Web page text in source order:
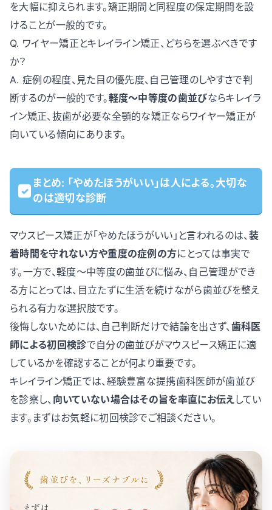
を大幅に抑えられます。矯正期間と同程度の保定期間を設
けることが一般的です。
Q. ワイヤー矯正とキレイライン矯正、どちらを選ぶべきです
か？
A. 症例の程度、見た目の優先度、自己管理のしやすさで判
断するのが一般的です。軽度〜中等度の歯並びならキレイラ
イン矯正、抜歯が必要な全顎的な矯正ならワイヤー矯正が
向いている傾向にあります。
まとめ: 「やめたほうがいい」は人による。大切な
のは適切な診断
マウスピース矯正が「やめたほうがいい」と言われるのは、 装
着時間を守れない方や重度の症例の方にとっては事実で
す。一方で、軽度〜中等度の歯並びに悩み、自己管理ができ
る方にとっては、目立たずに生活を続けながら歯並びを整え
られる有力な選択肢です。
後悔しないためには、自己判断だけで結論を出さず、 歯科医
師による初回検診で自分の歯並びがマウスピース矯正に適
しているかを確認することが何より重要です。
キレイライン矯正では、経験豊富な提携歯科医師が歯並び
を診察し、 向いていない場合はその旨を率直にお伝えしてい
ます。まずはお気軽に初回検診でご相談ください。